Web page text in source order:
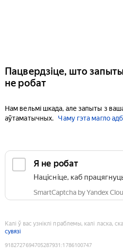
Пацвердзіце, што
не робат
Нам вельмі шкада, але запыты з
аўтаматычных.
Чаму гэта магло
Я не робат
Націсніце, каб
SmartCaptcha by Yandex
Калі ў вас узніклі праблемы, калі ласка,
сувязі
9182727694705287931 :1786100747